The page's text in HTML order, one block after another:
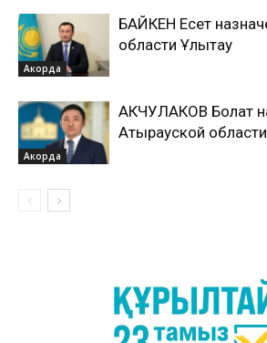
Акорда
БАЙКЕН Есет
области Ұлытау
Акорда
АКЧУЛАКОВ Болат
Атырауской области